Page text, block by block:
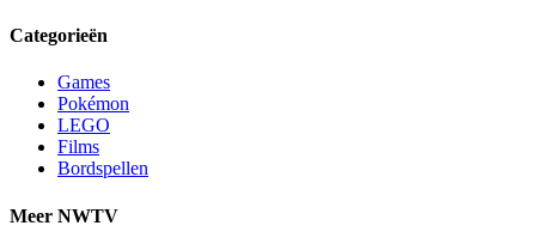
Categorieën
Games
Pokémon
LEGO
Films
Bordspellen
Meer NWTV